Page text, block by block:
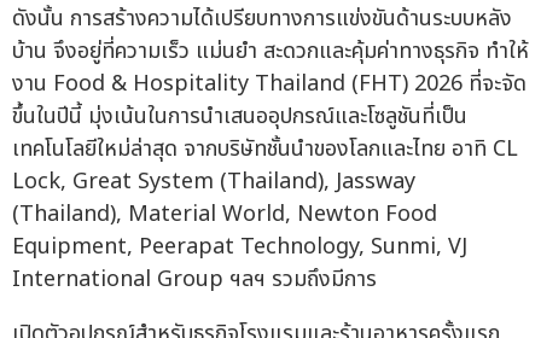
ดังนั้น การสร้างความได้เปรียบทางการแข่งขันด้านระบบหลัง
บ้าน จึงอยู่ที่ความเร็ว แม่นยำ สะดวกและคุ้มค่าทางธุรกิจ ทำให้
งาน Food & Hospitality Thailand (FHT) 2026 ที่จะจัด
ขึ้นในปีนี้ มุ่งเน้นในการนำเสนออุปกรณ์และโซลูชันที่เป็น
เทคโนโลยีใหม่ล่าสุด จากบริษัทชั้นนำของโลกและไทย อาทิ CL
Lock, Great System (Thailand), Jassway
(Thailand), Material World, Newton Food
Equipment, Peerapat Technology, Sunmi, VJ
International Group ฯลฯ รวมถึงมีการ